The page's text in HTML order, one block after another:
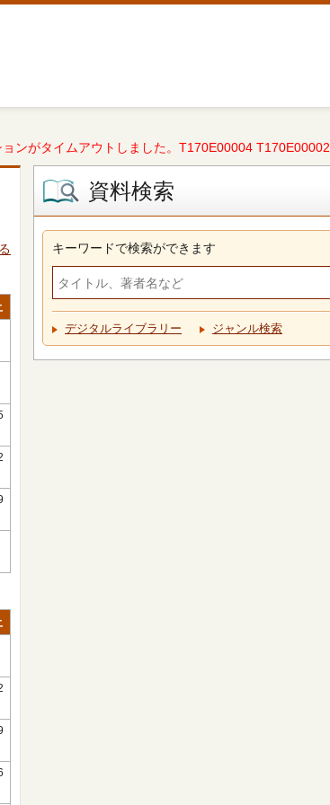
ンがタイムアウトしました。T170E00004 T170E00002
資料検索
キーワードで検索ができます
デジタルライブラリー ジャンル検索